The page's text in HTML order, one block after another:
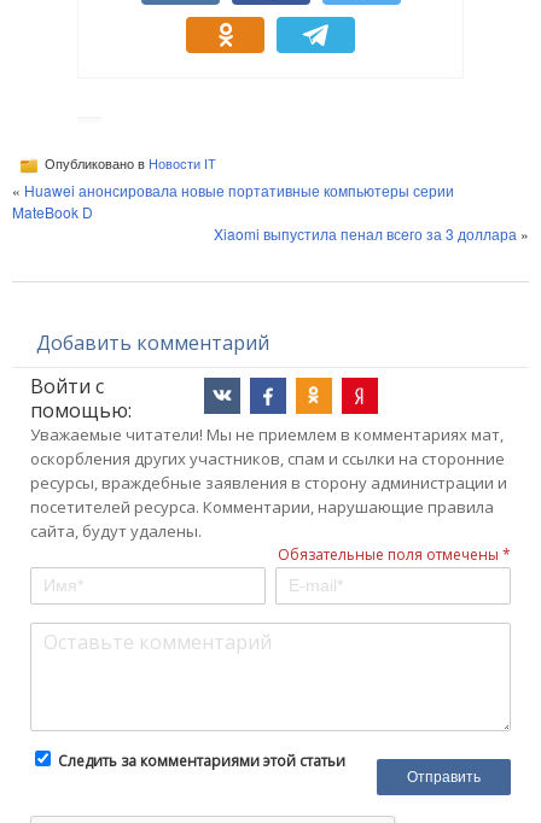
Опубликовано в Новости IT
« Huawei анонсировала новые портативные компьютеры серии
MateBook D
Xiaomi выпустила пенал всего за 3 доллара »
Добавить комментарий
Войти с
помощью:
Уважаемые читатели! Мы не приемлем в комментариях мат,
оскорбления других участников, спам и ссылки на сторонние
ресурсы, враждебные заявления в сторону администрации и
посетителей ресурса. Комментарии, нарушающие правила
сайта, будут удалены.
Обязательные поля отмечены *
Следить за комментариями этой статьи